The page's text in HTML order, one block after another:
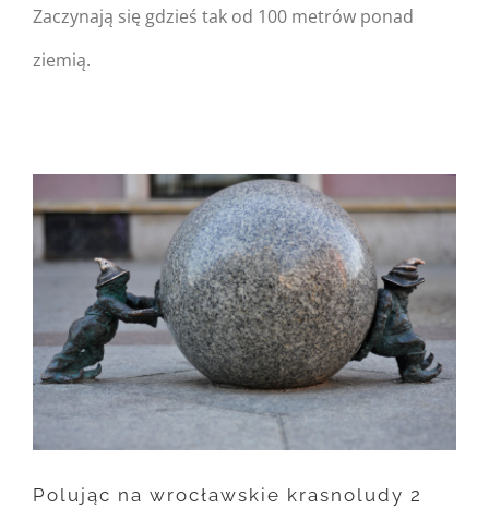
Zaczynają się gdzieś tak od 100 metrów ponad
ziemią.
in
/home/nipo/domains/
content/themes/Avada/
on line162
Warning: Trying to access
array offset on null in
/home/nipo/domains/
content/themes/Avada/
Polując na wrocławskie krasnoludy 2